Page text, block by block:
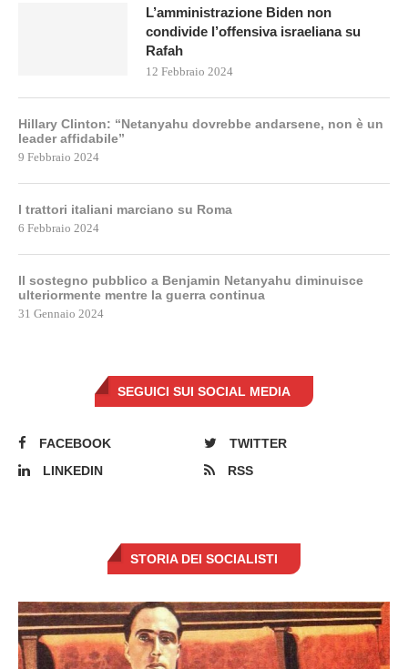
L’amministrazione Biden non
condivide l’offensiva israeliana su
Rafah
12 Febbraio 2024
Hillary Clinton: “Netanyahu dovrebbe andarsene, non è un
leader affidabile”
9 Febbraio 2024
I trattori italiani marciano su Roma
6 Febbraio 2024
Il sostegno pubblico a Benjamin Netanyahu diminuisce
ulteriormente mentre la guerra continua
31 Gennaio 2024
SEGUICI SUI SOCIAL MEDIA
FACEBOOK
TWITTER
LINKEDIN
RSS
STORIA DEI SOCIALISTI